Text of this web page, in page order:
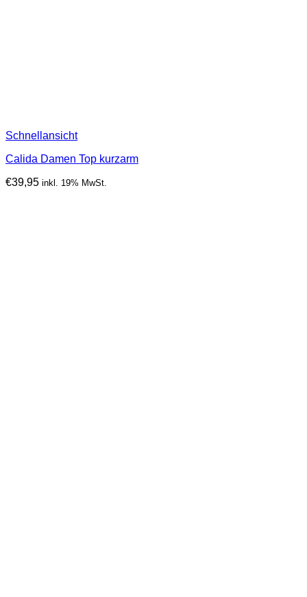
Schnellansicht
Calida Damen Top kurzarm
€39,95 inkl. 19% MwSt.